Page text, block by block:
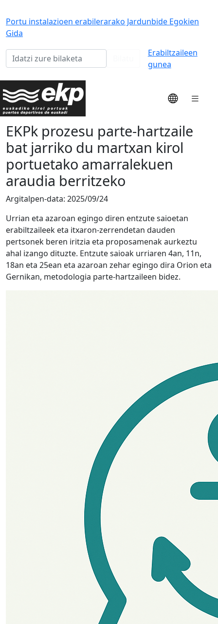
Portu instalazioen erabilerarako Jardunbide Egokien
Gida
Erabiltzaileen
gunea
EKPk prozesu parte-hartzaile
bat jarriko du martxan kirol
portuetako amarralekuen
araudia berritzeko
Argitalpen-data: 2025/09/24
Urrian eta azaroan egingo diren entzute saioetan
erabiltzaileek eta itxaron-zerrendetan dauden
pertsonek beren iritzia eta proposamenak aurkeztu
ahal izango dituzte. Entzute saioak urriaren 4an, 11n,
18an eta 25ean eta azaroan zehar egingo dira Orion eta
Gernikan, metodologia parte-hartzaileen bidez.